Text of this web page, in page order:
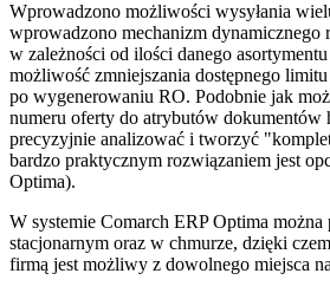
Wprowadzono możliwości wysyłania
wprowadzono mechanizm dynamicznego
w zależności od ilości danego
możliwość zmniejszania dostępnego
po wygenerowaniu RO. Podobnie jak
numeru oferty do atrybutów dokumentów
precyzyjnie analizować i tworzyć
bardzo praktycznym rozwiązaniem jest
Optima).
W systemie Comarch ERP Optima
stacjonarnym oraz w chmurze, dzięki
firmą jest możliwy z dowolnego miejsca